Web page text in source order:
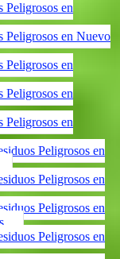
Peligrosos en
Peligrosos en Nuevo
Peligrosos en
Peligrosos en
Peligrosos en
Peligrosos en
Peligrosos en
Peligrosos en
Peligrosos en